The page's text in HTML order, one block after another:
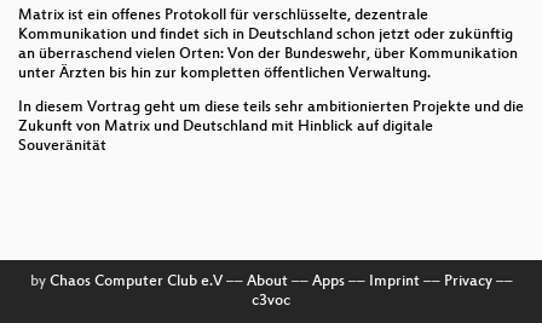
Matrix ist ein offenes Protokoll für verschlüsselte, dezentrale
Kommunikation und findet sich in Deutschland schon jetzt oder zukünftig
an überraschend vielen Orten: Von der Bundeswehr, über Kommunikation
unter Ärzten bis hin zur kompletten öffentlichen Verwaltung.
In diesem Vortrag geht um diese teils sehr ambitionierten Projekte und die
Zukunft von Matrix und Deutschland mit Hinblick auf digitale
Souveränität
by Chaos Computer Club e.V–– About–– Apps–– Imprint–– Privacy––
c3voc